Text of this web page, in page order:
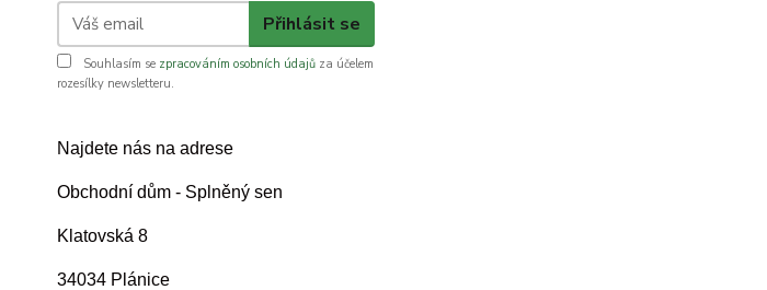
Přihlásit se
Souhlasím se zpracováním osobních údajů za účelem
rozesílky newsletteru.
Najdete nás na adrese
Obchodní dům - Splněný sen
Klatovská 8
34034 Plánice